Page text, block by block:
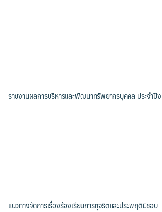
รายงานผลการบริหารและพัฒนาทรัพยากรบุคคล ประจำ
แนวทางจัดการเรื่องร้องเรียนการทุจริตและประพฤติมิชอบ